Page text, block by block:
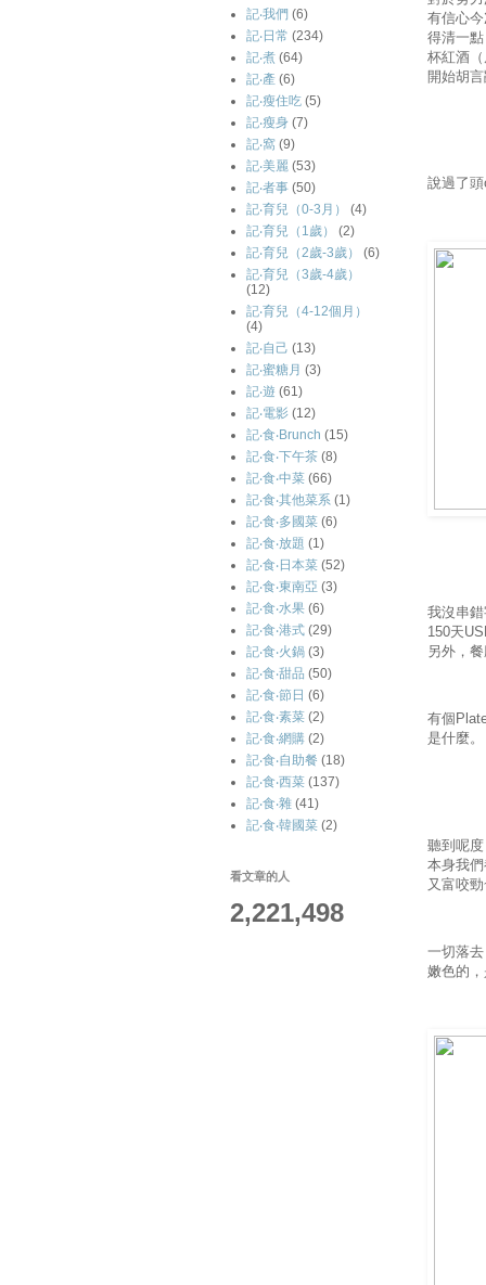
有信心
得清一
杯紅酒
開始胡
說過了頭
我沒串
150天
另外，
有個
是什麼。
聽到呢
本身我
又富咬勁
一切落
嫩色的
記‧我們 (6)
記‧日常 (234)
記‧煮 (64)
記‧產 (6)
記‧瘦住吃 (5)
記‧瘦身 (7)
記‧窩 (9)
記‧美麗 (53)
記‧者事 (50)
記‧育兒（0-3月）
(4)
記‧育兒（1歲）
(2)
記‧育兒（2歲-3歲）
(6)
記‧育兒（3歲-4歲）
(12)
記‧育兒（4-12個月）
(4)
記‧自己 (13)
記‧蜜糖月 (3)
記‧遊 (61)
記‧電影 (12)
記‧食‧Brunch (15)
記‧食‧下午茶 (8)
記‧食‧中菜 (66)
記‧食‧其他菜系 (1)
記‧食‧多國菜 (6)
記‧食‧放題 (1)
記‧食‧日本菜 (52)
記‧食‧東南亞 (3)
記‧食‧水果 (6)
記‧食‧港式 (29)
記‧食‧火鍋 (3)
記‧食‧甜品 (50)
記‧食‧節日 (6)
記‧食‧素菜 (2)
記‧食‧網購 (2)
記‧食‧自助餐 (18)
記‧食‧西菜 (137)
記‧食‧雜 (41)
記‧食‧韓國菜 (2)
看文章的人
2,221,498